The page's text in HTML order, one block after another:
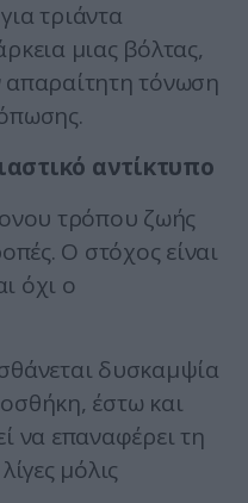
τριάντα
μιας βόλτας,
απαραίτητη τόνωση
αντίκτυπο
τρόπου ζωής
Ο στόχος είναι
όχι ο
δυσκαμψία
έστω και
να επαναφέρει τη
μόλις